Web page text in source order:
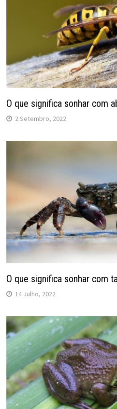
O que significa sonhar com
2 Setembro, 2022
O que significa sonhar com
14 Julho, 2022